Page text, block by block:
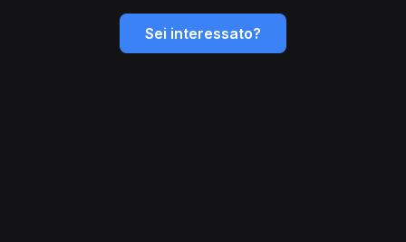
Sei interessato?